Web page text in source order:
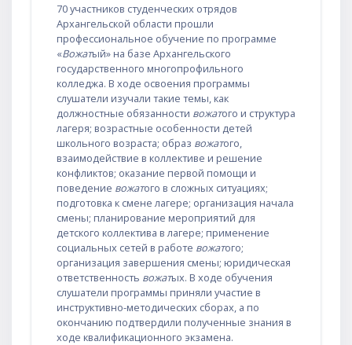
70 участников студенческих отрядов
Архангельской области прошли
профессиональное обучение по программе
«Вожатый» на базе Архангельского
государственного многопрофильного
колледжа. В ходе освоения программы
слушатели изучали такие темы, как
должностные обязанности вожатого и структура
лагеря; возрастные особенности детей
школьного возраста; образ вожатого,
взаимодействие в коллективе и решение
конфликтов; оказание первой помощи и
поведение вожатого в сложных ситуациях;
подготовка к смене лагере; организация начала
смены; планирование мероприятий для
детского коллектива в лагере; применение
социальных сетей в работе вожатого;
организация завершения смены; юридическая
ответственность вожатых. В ходе обучения
слушатели программы приняли участие в
инструктивно-методических сборах, а по
окончанию подтвердили полученные знания в
ходе квалификационного экзамена.